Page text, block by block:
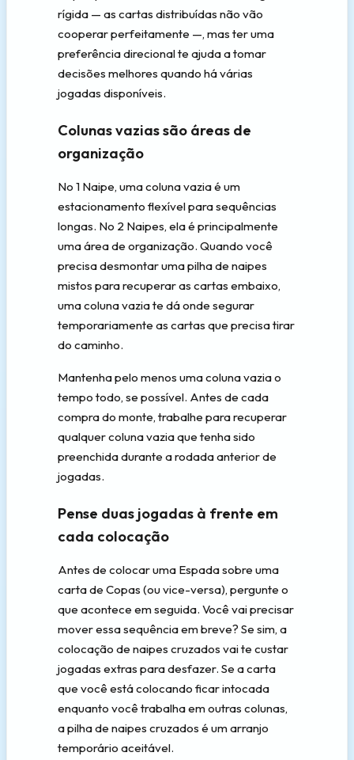
rígida — as cartas distribuídas não vão
cooperar perfeitamente —, mas ter uma
preferência direcional te ajuda a tomar
decisões melhores quando há várias
jogadas disponíveis.
Colunas vazias são áreas de
organização
No 1 Naipe, uma coluna vazia é um
estacionamento flexível para sequências
longas. No 2 Naipes, ela é principalmente
uma área de organização. Quando você
precisa desmontar uma pilha de naipes
mistos para recuperar as cartas embaixo,
uma coluna vazia te dá onde segurar
temporariamente as cartas que precisa tirar
do caminho.
Mantenha pelo menos uma coluna vazia o
tempo todo, se possível. Antes de cada
compra do monte, trabalhe para recuperar
qualquer coluna vazia que tenha sido
preenchida durante a rodada anterior de
jogadas.
Pense duas jogadas à frente em
cada colocação
Antes de colocar uma Espada sobre uma
carta de Copas (ou vice-versa), pergunte o
que acontece em seguida. Você vai precisar
mover essa sequência em breve? Se sim, a
colocação de naipes cruzados vai te custar
jogadas extras para desfazer. Se a carta
que você está colocando ficar intocada
enquanto você trabalha em outras colunas,
a pilha de naipes cruzados é um arranjo
temporário aceitável.